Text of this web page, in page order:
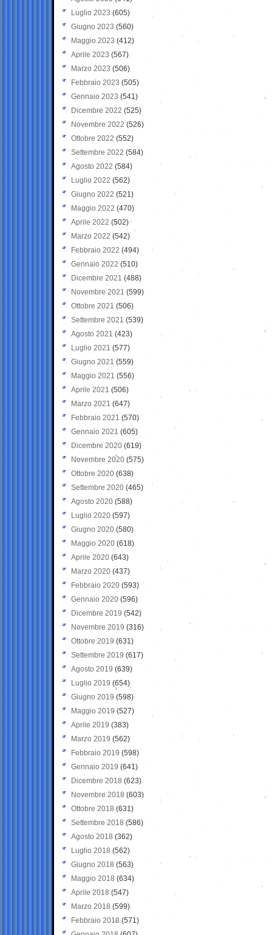
Luglio 2023 (605)
Giugno 2023 (560)
Maggio 2023 (412)
Aprile 2023 (567)
Marzo 2023 (506)
Febbraio 2023 (505)
Gennaio 2023 (541)
Dicembre 2022 (525)
Novembre 2022 (526)
Ottobre 2022 (552)
Settembre 2022 (584)
Agosto 2022 (584)
Luglio 2022 (562)
Giugno 2022 (521)
Maggio 2022 (470)
Aprile 2022 (502)
Marzo 2022 (542)
Febbraio 2022 (494)
Gennaio 2022 (510)
Dicembre 2021 (488)
Novembre 2021 (599)
Ottobre 2021 (506)
Settembre 2021 (539)
Agosto 2021 (423)
Luglio 2021 (577)
Giugno 2021(559)
Maggio 2021 (556)
Aprile 2021 (506)
Marzo 2021 (647)
Febbraio 2021 (570)
Gennaio 2021 (605)
Dicembre 2020 (619)
Novembre 2020 (575)
Ottobre 2020 (638)
Settembre 2020(465)
Agosto 2020 (588)
Luglio 2020 (597)
Giugno 2020 (580)
Maggio 2020 (618)
Aprile 2020 (643)
Marzo 2020 (437)
Febbraio 2020 (593)
Gennaio 2020 (596)
Dicembre 2019 (542)
Novembre 2019 (316)
Ottobre 2019 (631)
Settembre 2019 (617)
Agosto 2019 (639)
Luglio 2019 (654)
Giugno 2019 (598)
Maggio 2019 (527)
Aprile 2019 (383)
Marzo 2019 (562)
Febbraio 2019 (598)
Gennaio 2019 (641)
Dicembre 2018 (623)
Novembre 2018 (603)
Ottobre 2018 (631)
Settembre 2018 (586)
Agosto 2018 (362)
Luglio 2018 (562)
Giugno 2018 (563)
Maggio 2018 (634)
Aprile 2018 (547)
Marzo 2018 (599)
Febbraio 2018 (571)